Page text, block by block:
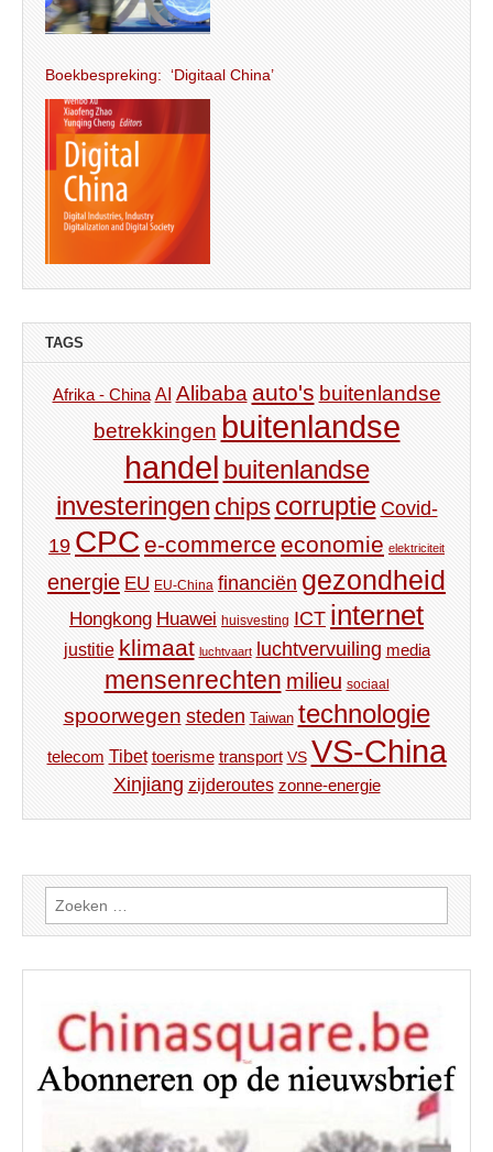
Boekbespreking: ‘Digitaal China’
TAGS
Afrika - China AI Alibaba auto's buitenlandse
betrekkingen buitenlandse
handel buitenlandse
investeringen chips corruptie Covid-
19 CPC e-commerce economie elektriciteit
energie EU EU-China financiën gezondheid
Hongkong Huawei huisvesting ICT internet
justitie klimaat luchtvaart luchtvervuiling media
mensenrechten milieu sociaal
spoorwegen steden Taiwan technologie
telecom Tibet toerisme transport VS VS-China
Xinjiang zijderoutes zonne-energie
Zoeken
naar: